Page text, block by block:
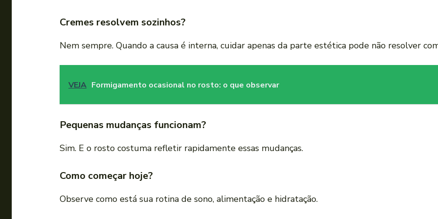
Cremes resolvem sozinhos?
Nem sempre. Quando a causa é interna, cuidar apenas da parte estética pode não resolver
VEJA Formigamento ocasional no rosto: o que observar
Pequenas mudanças funcionam?
Sim. E o rosto costuma refletir rapidamente essas mudanças.
Como começar hoje?
Observe como está sua rotina de sono, alimentação e hidratação.